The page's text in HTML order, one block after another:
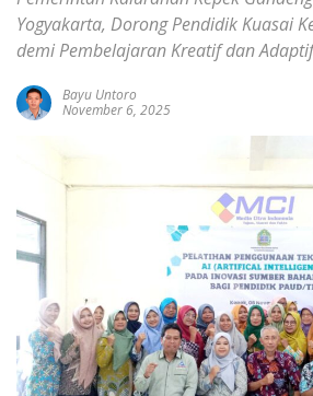
Yogyakarta, Dorong Pendidik Kuasai
demi Pembelajaran Kreatif dan Adaptif
Bayu Untoro
November 6, 2025